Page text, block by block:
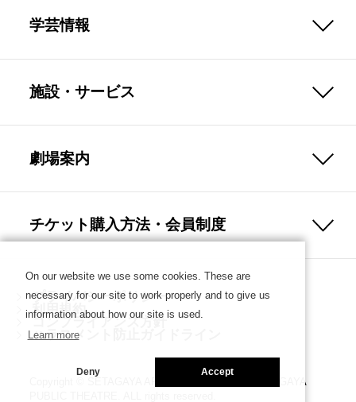
学芸情報
施設・サービス
劇場案内
チケット購入方法・会員制度
プライバシーポリシー
利用規約
コンプライアンス方針
ハラスメント防止ガイドライン
Copyright © SETAGAYA ARTS FOUNDATION／SETAGAYA
On our website we use some cookies. These are
necessary for our site to work properly and to give us
information about how our site is used.
Learn more
Deny Accept